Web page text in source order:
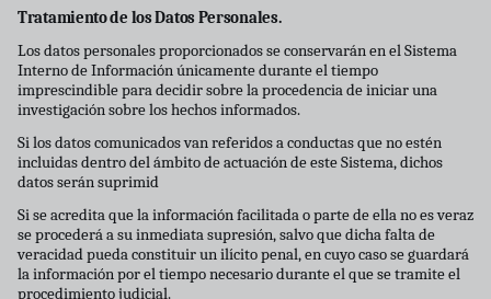
Tratamiento de los Datos Personales.
Los datos personales proporcionados se conservarán en el Sistema
Interno de Información únicamente durante el tiempo
imprescindible para decidir sobre la procedencia de iniciar una
investigación sobre los hechos informados.
Si los datos comunicados van referidos a conductas que no estén
incluidas dentro del ámbito de actuación de este Sistema, dichos
datos serán suprimid
Si se acredita que la información facilitada o parte de ella no es veraz
se procederá a su inmediata supresión, salvo que dicha falta de
veracidad pueda constituir un ilı́cito penal, en cuyo caso se guardará
la información por el tiempo necesario durante el que se tramite el
procedimiento judicial.